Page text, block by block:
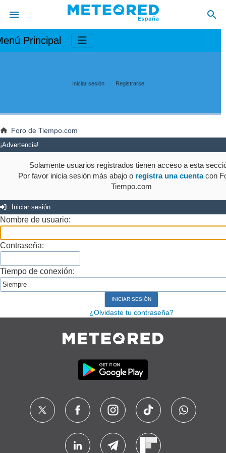
Principal
Iniciar sesión Registrarse
Foro de Tiempo.com
¡Advertencia!
Solamente usuarios registrados tienen acceso a esta
Por favor inicia sesión más abajo o registra una cuentacon
Tiempo.com
Iniciar sesión
Nombre de usuario:
Contraseña:
Tiempo de conexión:
¿Olvidaste tu contraseña?